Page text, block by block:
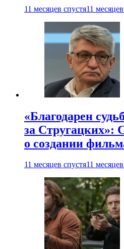
11 месяцев спустя11
«Благодарен
за Стругацких»:
о создании
11 месяцев спустя11